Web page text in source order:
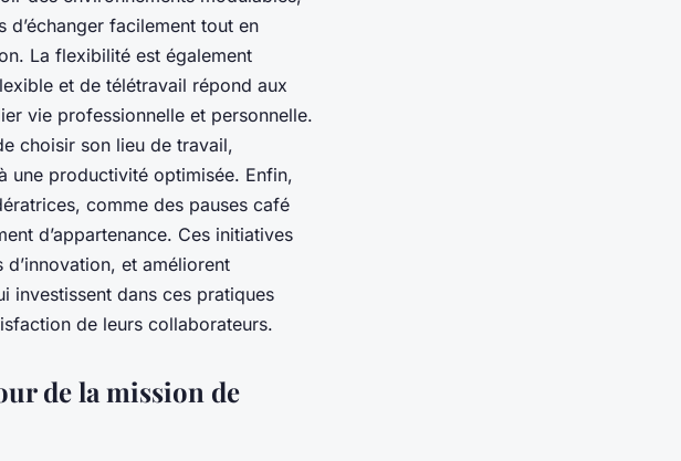
facilement tout en
La flexibilité est également
et de télétravail répond aux
vie professionnelle et personnelle.
choisir son lieu de travail,
une productivité optimisée. Enfin,
comme des pauses café
d’appartenance. Ces initiatives
et améliorent
investissent dans ces pratiques
de leurs collaborateurs.
de la mission de